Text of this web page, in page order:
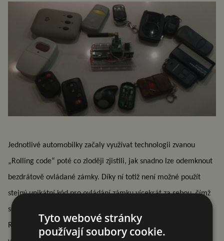
Jednotlivé automobilky začaly využívat technologii zvanou
„Rolling code“ poté co zloději zjistili, jak snadno lze odemknout
bezdrátově ovládané zámky. Díky ní totiž není možné použít
stejný unikátní kód pro ovládání zámku vícekrát za sebou, čímž
se stává pro útočníka naprosto bezpředmětným. Již zmíněný
Rolljam si s touto ochranou dokáže hravě poradit. Tento fakt
Tyto webové stránky
používají soubory cookie.